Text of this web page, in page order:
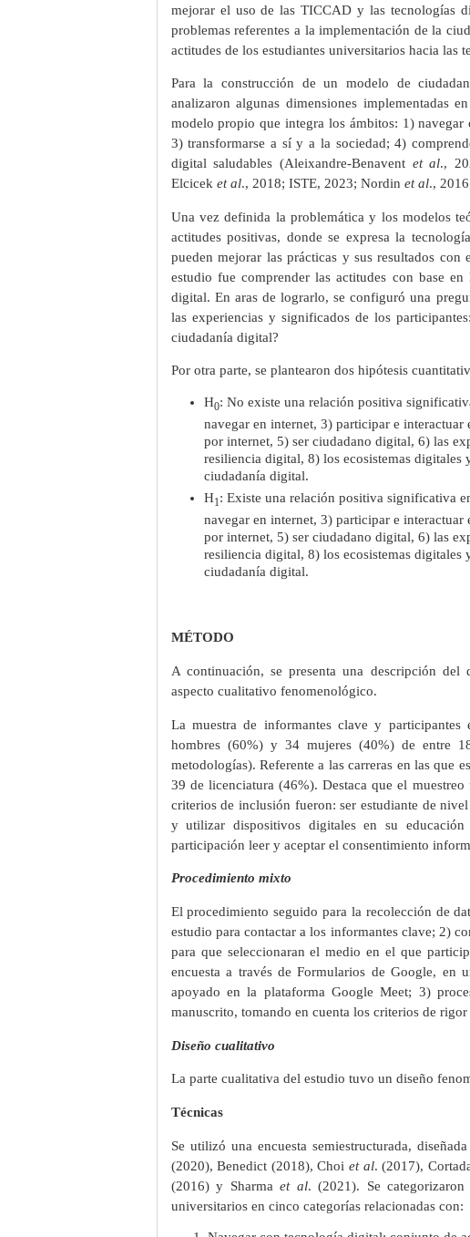
mejorar el uso de las TICCAD y las tecnologías
problemas referentes a la implementación de la
actitudes de los estudiantes universitarios hacia
Para la construcción de un modelo de
analizaron algunas dimensiones implementadas
modelo propio que integra los ámbitos: 1)
3) transformarse a sí y a la sociedad; 4)
digital saludables (Aleixandre-Benavent et al.,
Elcicek et al., 2018; ISTE, 2023; Nordin et al.,
Una vez definida la problemática y los modelos
actitudes positivas, donde se expresa la
pueden mejorar las prácticas y sus resultados
estudio fue comprender las actitudes con base
digital. En aras de lograrlo, se configuró una
las experiencias y significados de los
ciudadanía digital?
Por otra parte, se plantearon dos hipótesis
H0: No existe una relación positiva
navegar en internet, 3) participar e
por internet, 5) ser ciudadano digital, 6) las
resiliencia digital, 8) los ecosistemas
ciudadanía digital.
H1: Existe una relación positiva significativa
navegar en internet, 3) participar e
por internet, 5) ser ciudadano digital, 6) las
resiliencia digital, 8) los ecosistemas
ciudadanía digital.
MÉTODO
A continuación, se presenta una descripción
aspecto cualitativo fenomenológico.
La muestra de informantes clave y
hombres (60%) y 34 mujeres (40%) de entre
metodologías). Referente a las carreras en las que
39 de licenciatura (46%). Destaca que el
criterios de inclusión fueron: ser estudiante de
y utilizar dispositivos digitales en su
participación leer y aceptar el consentimiento
Procedimiento mixto
El procedimiento seguido para la recolección de
estudio para contactar a los informantes clave; 2)
para que seleccionaran el medio en el que
encuesta a través de Formularios de Google, en
apoyado en la plataforma Google Meet; 3)
manuscrito, tomando en cuenta los criterios de
Diseño cualitativo
La parte cualitativa del estudio tuvo un diseño
Técnicas
Se utilizó una encuesta semiestructurada,
(2020), Benedict (2018), Choiet al. (2017),
(2016) y Sharmaet al. (2021). Se
universitarios en cinco categorías relacionadas con: